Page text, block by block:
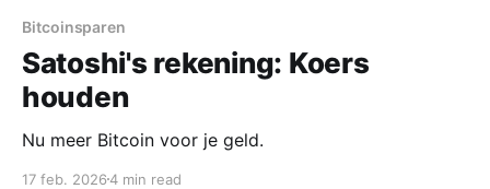
Bitcoinsparen
Satoshi's rekening: Koers
houden
Nu meer Bitcoin voor je geld.
17 feb. 20264 min read